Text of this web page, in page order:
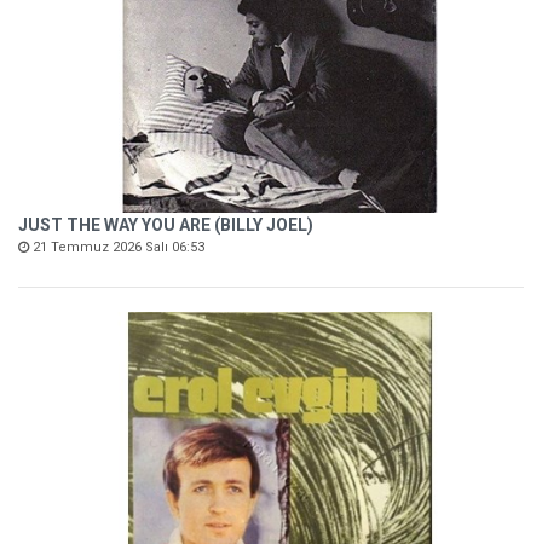
JUST THE WAY YOU ARE (BILLY JOEL)
21 Temmuz 2026 Salı 06:53